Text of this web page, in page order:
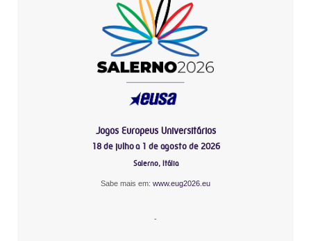
Jogos Europeus Universitários
18 de julho a 1 de agosto de 2026
Salerno, Itália
Sabe mais em: www.eug2026.eu
-